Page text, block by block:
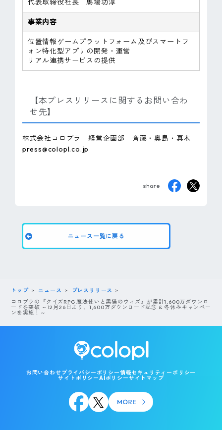
代表取締役社長 馬場功淳
事業内容
位置情報ゲームプラットフォーム及びスマートフ
ォン特化型アプリの開発・運営
リアル連携サービスの提供
【本プレスリリースに関するお問い合わ
せ先】
株式会社コロプラ 経営企画部 斉藤・奥島・真木
press@colopl.co.jp
ニュース一覧に戻る
トップ ニュース
プレスリリース
コロプラの『クイズRPG 魔法使いと黒猫のウィズ』が累計1,600万ダウンロ
ードを突破 ～12月26日より、1,600万ダウンロード記念 & 冬休みキャンペー
ンを実施！～
お問い合わせ プライバシーポリシー情報セキュリティーポリシー
サイトポリシーAIポリシーサイトマップ